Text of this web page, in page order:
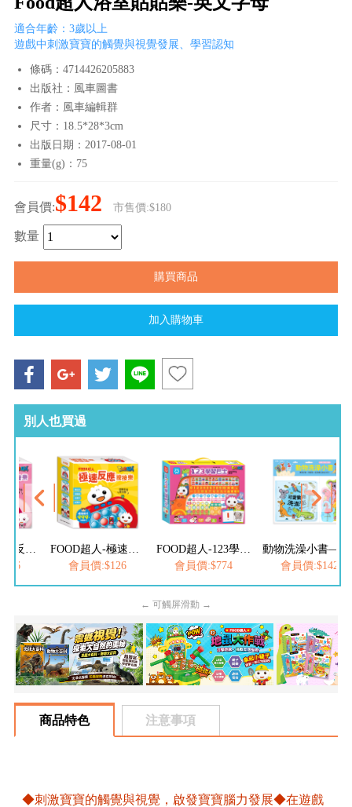
適合年齡：3歲以上
遊戲中刺激寶寶的觸覺與視覺發展、學習認知
條碼：4714426205883
出版社：風車圖書
作者：風車編輯群
尺寸：18.5*28*3cm
出版日期：2017-08-01
重量(g)：75
會員價:$142 市售價:$180
數量
別人也買過
會員價:$126
會員價:$774
會員價:$142
← 可觸屏滑動 →
商品特色 注意事項
◆刺激寶寶的觸覺與視覺，啟發寶寶腦力發展◆在遊戲